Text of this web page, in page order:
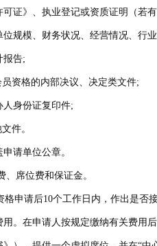
可证》、执业登记或资质证明（若
位规模、财务状况、经营情况、行
报告;
员资格的内部决议、决定类文件;
人身份证复印件;
件。
请单位公章。
席位费和保证金。
格申请后10个工作日内，作出是否
。在申请人按规定缴纳有关费用